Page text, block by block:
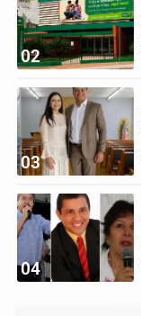
02
03
04